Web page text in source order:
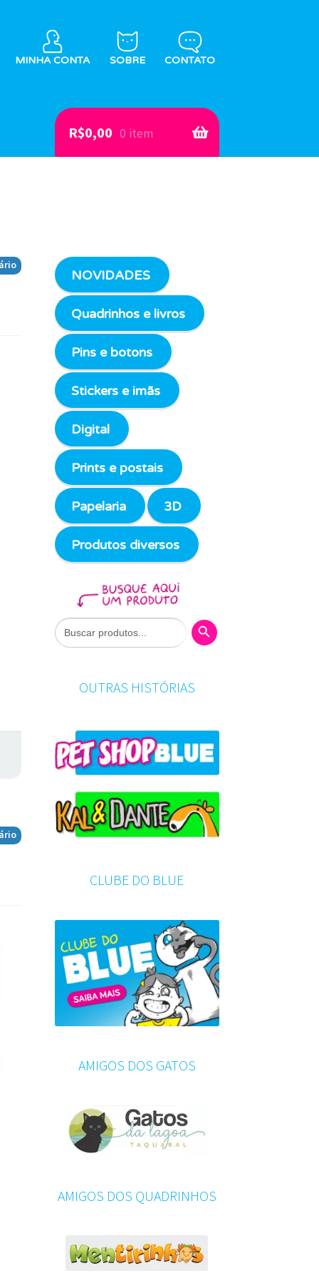
MINHA CONTA SOBRE CONTATO
R$0,00 0 item
NOVIDADES
Quadrinhos e livros
Pins e botons
Stickers e imãs
Digital
Prints e postais
Papelaria 3D
Produtos diversos
Search
for:
Search Button
OUTRAS HISTÓRIAS
CLUBE DO BLUE
AMIGOS DOS GATOS
AMIGOS DOS QUADRINHOS